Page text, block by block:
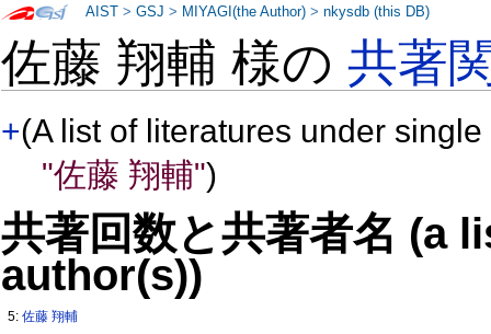
佐藤 翔輔 様の共著
+(A list of literatures under
"佐藤 翔輔")
共著回数と共著者名 (a
author(s))
5:佐藤 翔輔
AIST >GSJ > MIYAGI(the Author) >nkysdb (this DB)